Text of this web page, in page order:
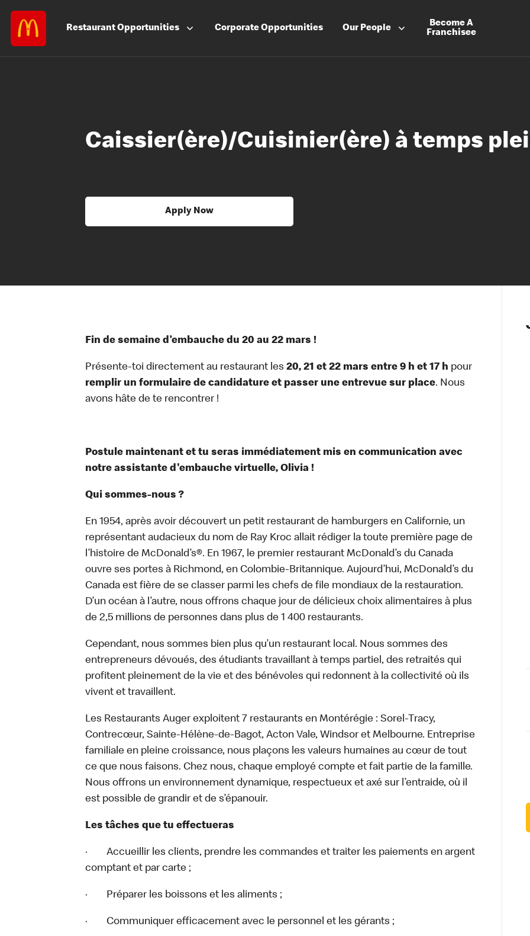
RestaurantOpportunities CorporateOpportunities Our People
Become A
Franchisee
Caissier(ère)/Cuisinier(ère) à temps
Apply Now
Fin de semaine d’embauche du 20 au 22 mars !
Présente-toi directement au restaurant les 20, 21 et 22 mars entre 9 h et 17 h pour
remplir un formulaire de candidature et passer une entrevue sur place. Nous
avons hâte de te rencontrer !
Postule maintenant et tu seras immédiatement mis en communication avec
notre assistante d'embauche virtuelle, Olivia !
Qui sommes-nous ?
En 1954, après avoir découvert un petit restaurant de hamburgers en Californie, un
représentant audacieux du nom de Ray Kroc allait rédiger la toute première page de
l’histoire de McDonald’s®. En 1967, le premier restaurant McDonald’s du Canada
ouvre ses portes à Richmond, en Colombie-Britannique. Aujourd’hui, McDonald’s du
Canada est fière de se classer parmi les chefs de file mondiaux de la restauration.
D’un océan à l’autre, nous offrons chaque jour de délicieux choix alimentaires à plus
de 2,5 millions de personnes dans plus de 1 400 restaurants.
Cependant, nous sommes bien plus qu’un restaurant local. Nous sommes des
entrepreneurs dévoués, des étudiants travaillant à temps partiel, des retraités qui
profitent pleinement de la vie et des bénévoles qui redonnent à la collectivité où ils
vivent et travaillent.
Les Restaurants Auger exploitent 7 restaurants en Montérégie : Sorel-Tracy,
Contrecœur, Sainte-Hélène-de-Bagot, Acton Vale, Windsor et Melbourne. Entreprise
familiale en pleine croissance, nous plaçons les valeurs humaines au cœur de tout
ce que nous faisons. Chez nous, chaque employé compte et fait partie de la famille.
Nous offrons un environnement dynamique, respectueux et axé sur l’entraide, où il
est possible de grandir et de s’épanouir.
Les tâches que tu effectueras
· Accueillir les clients, prendre les commandes et traiter les paiements en argent
comptant et par carte ;
· Préparer les boissons et les aliments ;
· Communiquer efficacement avec le personnel et les gérants ;